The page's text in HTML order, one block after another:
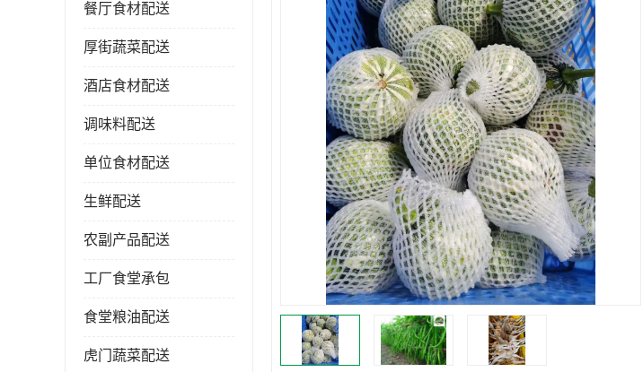
餐厅食材配送
厚街蔬菜配送
酒店食材配送
调味料配送
单位食材配送
生鲜配送
农副产品配送
工厂食堂承包
食堂粮油配送
虎门蔬菜配送